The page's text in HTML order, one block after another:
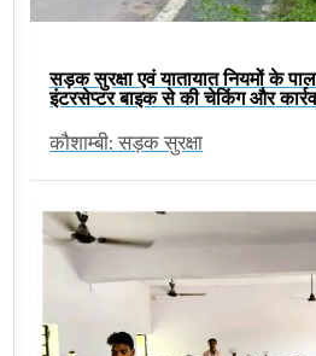
सड़क सुरक्षा एवं यातायात नियमों के
इंटरसेप्टर बाइक से की चेकिंग और
कौशाम्बी: सड़क सुरक्षा